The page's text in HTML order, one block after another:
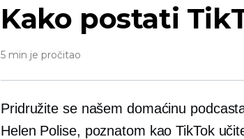
Kako postati
5 min je pročitao
Pridružite se našem domaćinu
Helen Polise, poznatom kao TikTok